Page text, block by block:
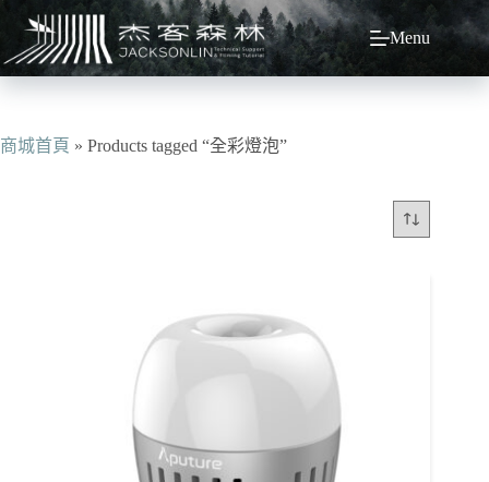
主
容
Menu
商城首頁 » Products tagged “全彩燈泡”